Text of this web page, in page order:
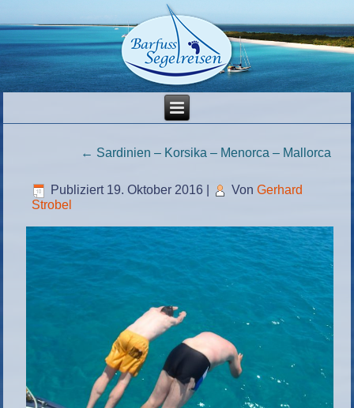
← Sardinien – Korsika – Menorca – Mallorca
Publiziert 19. Oktober 2016 Von Gerhard
Strobel